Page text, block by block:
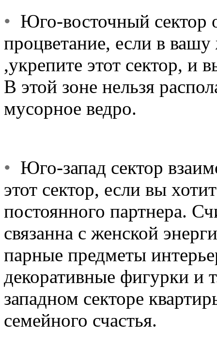
• Юго-восточный сектор
процветание, если в
,укрепите этот сектор, и
В этой зоне нельзя
мусорное ведро.
• Юго-запад сектор
этот сектор, если вы
постоянного партнера.
связанна с женской
парные предметы
декоративные фигурки и
западном секторе
семейного счастья.